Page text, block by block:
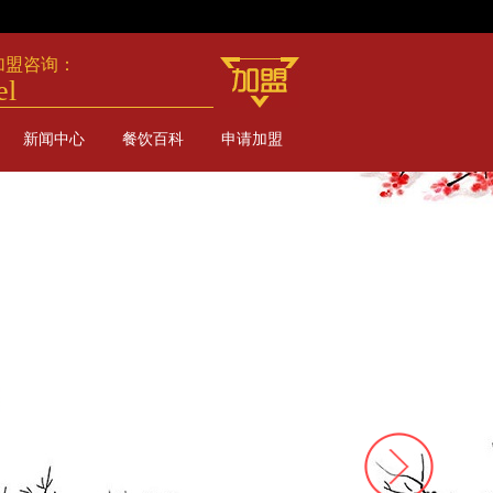
盟咨询：
新闻中心 餐饮百科 申请加盟